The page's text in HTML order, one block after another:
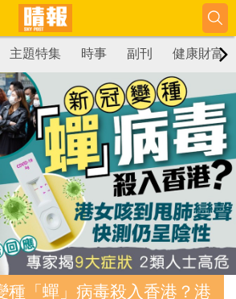
主題特集 時事 副刊 健康財富
種「蟬」病毒殺入香港？港